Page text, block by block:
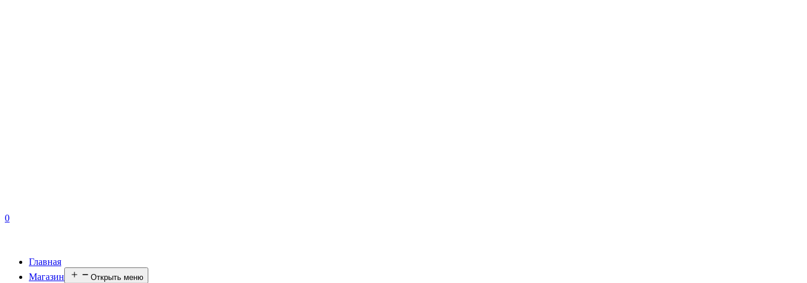
0
Главная
Магазин
Открыть меню